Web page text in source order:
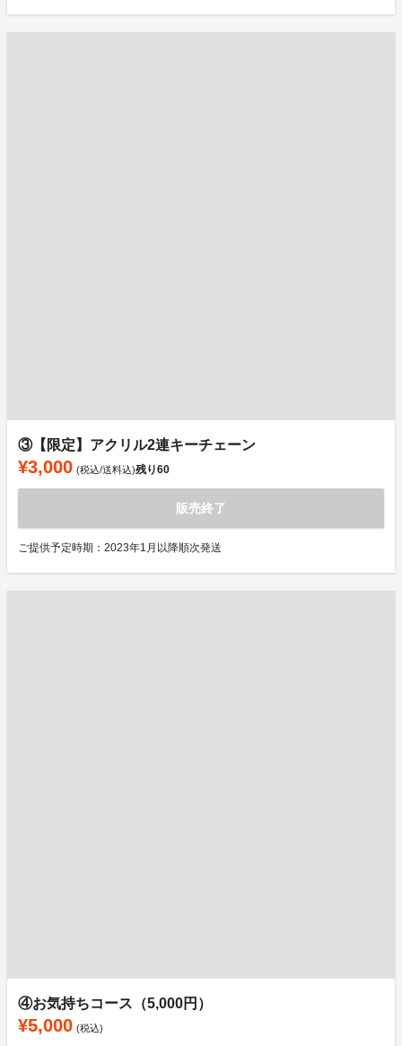
③【限定】アクリル2連キーチェーン
¥3,000 (税込/送料込)残り60
販売終了
ご提供予定時期：2023年1月以降順次発送
④お気持ちコース（5,000円）
¥5,000 (税込)